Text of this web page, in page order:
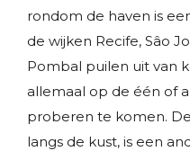
rondom de haven is
de wijken Recife, Sâo
Pombal puilen uit van
allemaal op de één of
proberen te komen.
langs de kust, is een